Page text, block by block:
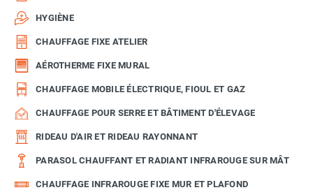
HYGIÈNE
CHAUFFAGE FIXE ATELIER
AÉROTHERME FIXE MURAL
CHAUFFAGE MOBILE ÉLECTRIQUE, FIOUL ET GAZ
CHAUFFAGE POUR SERRE ET BÂTIMENT D'ÉLEVAGE
RIDEAU D'AIR ET RIDEAU RAYONNANT
PARASOL CHAUFFANT ET RADIANT INFRAROUGE SUR MÂT
CHAUFFAGE INFRAROUGE FIXE MUR ET PLAFOND